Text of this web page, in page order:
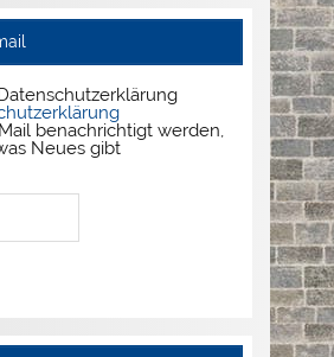
benachrichtigt werden,
Neues gibt